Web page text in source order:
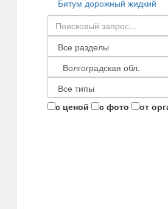
Битум дорожный жидкий
с ценой с фото от